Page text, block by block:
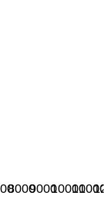
800090001000011000